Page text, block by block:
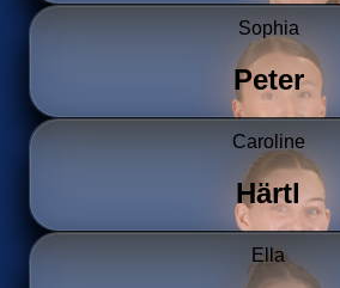
Sophia
Peter
Caroline
Härtl
Ella